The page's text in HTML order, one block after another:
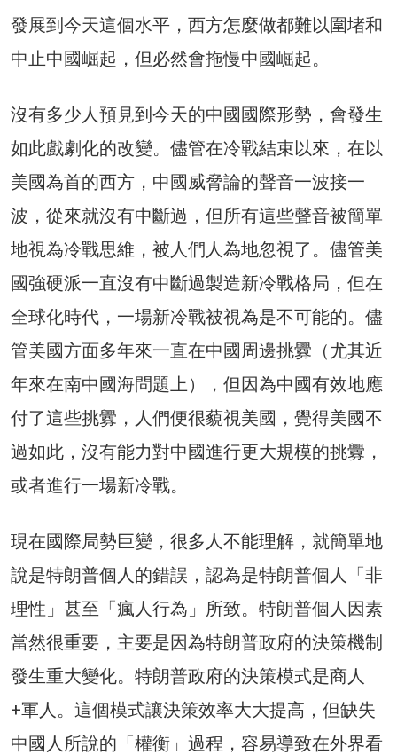
發展到今天這個水平，西方怎麼做都難以圍堵和
中止中國崛起，但必然會拖慢中國崛起。
沒有多少人預見到今天的中國國際形勢，會發生
如此戲劇化的改變。儘管在冷戰結束以來，在以
美國為首的西方，中國威脅論的聲音一波接一
波，從來就沒有中斷過，但所有這些聲音被簡單
地視為冷戰思維，被人們人為地忽視了。儘管美
國強硬派一直沒有中斷過製造新冷戰格局，但在
全球化時代，一場新冷戰被視為是不可能的。儘
管美國方面多年來一直在中國周邊挑釁（尤其近
年來在南中國海問題上），但因為中國有效地應
付了這些挑釁，人們便很藐視美國，覺得美國不
過如此，沒有能力對中國進行更大規模的挑釁，
或者進行一場新冷戰。
現在國際局勢巨變，很多人不能理解，就簡單地
說是特朗普個人的錯誤，認為是特朗普個人「非
理性」甚至「瘋人行為」所致。特朗普個人因素
當然很重要，主要是因為特朗普政府的決策機制
發生重大變化。特朗普政府的決策模式是商人
+軍人。這個模式讓決策效率大大提高，但缺失
中國人所說的「權衡」過程，容易導致在外界看